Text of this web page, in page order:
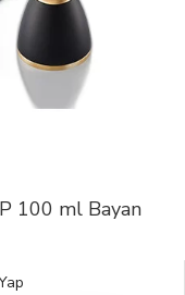
100 ml Bayan